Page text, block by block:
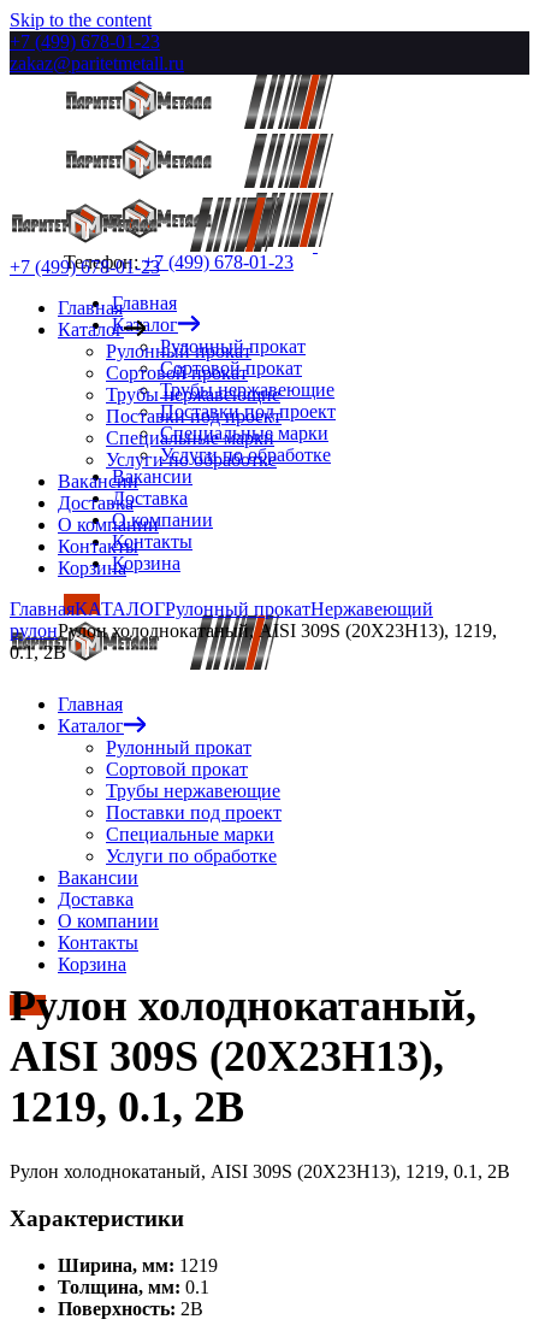
Skip to the content
+7 (499) 678-01-23
zakaz@paritetmetall.ru
Телефон:+7 (499) 678-01-23
Главная
Каталог
Рулонный прокат
Сортовой прокат
Трубы нержавеющие
Поставки под проект
Специальные марки
Услуги по обработке
Вакансии
Доставка
О компании
Контакты
Корзина
Главная
Каталог
Рулонный прокат
Сортовой прокат
Трубы нержавеющие
Поставки под проект
Специальные марки
Услуги по обработке
Вакансии
Доставка
О компании
Контакты
Корзина
+7 (499) 678-01-23
Главная
Каталог
Рулонный прокат
Сортовой прокат
Трубы нержавеющие
Поставки под проект
Специальные марки
Услуги по обработке
Вакансии
Доставка
О компании
Контакты
Корзина
ГлавнаяКАТАЛОГРулонный прокатНержавеющий
рулонРулон холоднокатаный, AISI 309S (20Х23Н13), 1219,
0.1, 2B
Рулон холоднокатаный,
AISI 309S (20Х23Н13),
1219, 0.1, 2B
Рулон холоднокатаный, AISI 309S (20Х23Н13), 1219, 0.1, 2B
Характеристики
Ширина, мм: 1219
Толщина, мм: 0.1
Поверхность: 2B